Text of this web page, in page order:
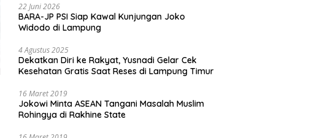
22 Juni 2026
BARA-JP PSI Siap Kawal Kunjungan Joko
Widodo di Lampung
4 Agustus 2025
Dekatkan Diri ke Rakyat, Yusnadi Gelar Cek
Kesehatan Gratis Saat Reses di Lampung Timur
16 Maret 2019
Jokowi Minta ASEAN Tangani Masalah Muslim
Rohingya di Rakhine State